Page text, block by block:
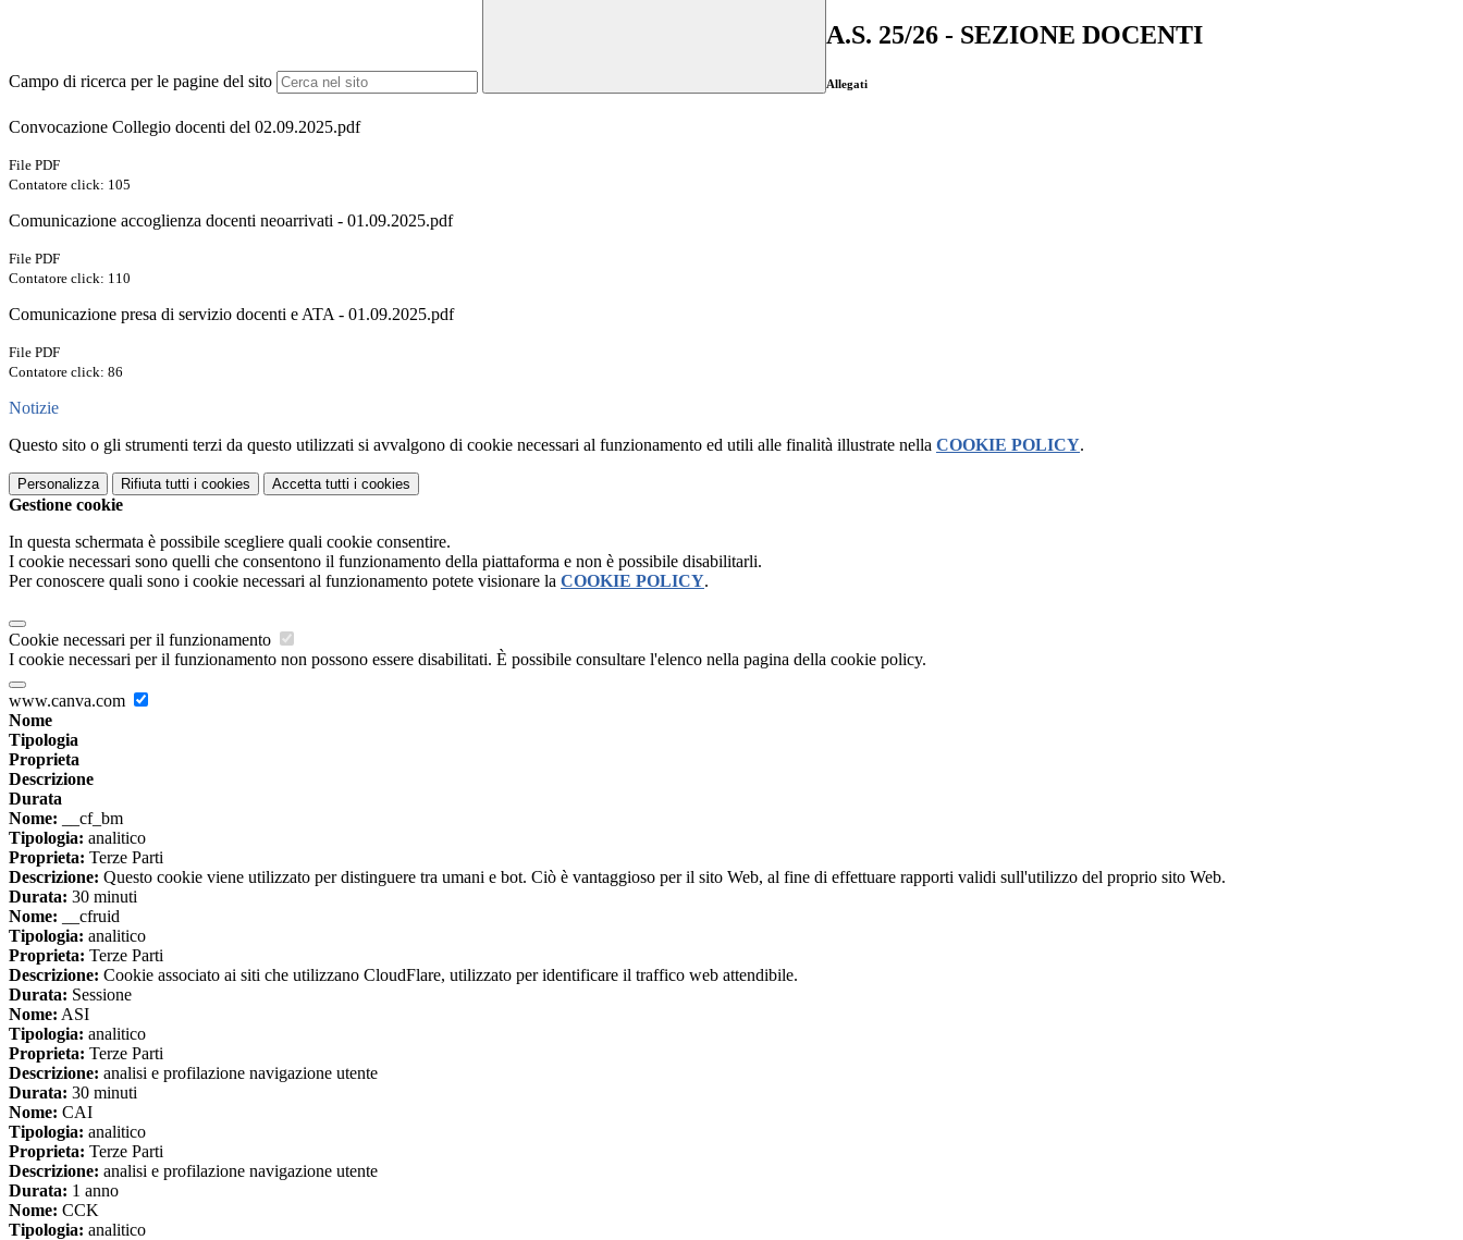
Campo di ricerca per le pagine del sito
A.S. 25/26 - SEZIONE DOCENTI
Allegati
Convocazione Collegio docenti del 02.09.2025.pdf
File PDF
Contatore click: 105
Comunicazione accoglienza docenti neoarrivati - 01.09.2025.pdf
File PDF
Contatore click: 110
Comunicazione presa di servizio docenti e ATA - 01.09.2025.pdf
File PDF
Contatore click: 86
Notizie
Questo sito o gli strumenti terzi da questo utilizzati si avvalgono di cookie necessari al funzionamento ed utili alle finalità illustrate nella COOKIE POLICY.
Personalizza Rifiuta tutti i cookies Accetta tutti i cookies
Gestione cookie
In questa schermata è possibile scegliere quali cookie consentire.
I cookie necessari sono quelli che consentono il funzionamento della piattaforma e non è possibile disabilitarli.
Per conoscere quali sono i cookie necessari al funzionamento potete visionare la COOKIE POLICY.
Cookie necessari per il funzionamento
I cookie necessari per il funzionamento non possono essere disabilitati. È possibile consultare l'elenco nella pagina della cookie policy.
www.canva.com
Nome
Tipologia
Proprieta
Descrizione
Durata
Nome: __cf_bm
Tipologia: analitico
Proprieta: Terze Parti
Descrizione: Questo cookie viene utilizzato per distinguere tra umani e bot. Ciò è vantaggioso per il sito Web, al fine di effettuare rapporti validi sull'utilizzo del proprio sito Web.
Durata: 30 minuti
Nome: __cfruid
Tipologia: analitico
Proprieta: Terze Parti
Descrizione: Cookie associato ai siti che utilizzano CloudFlare, utilizzato per identificare il traffico web attendibile.
Durata: Sessione
Nome: ASI
Tipologia: analitico
Proprieta: Terze Parti
Descrizione: analisi e profilazione navigazione utente
Durata: 30 minuti
Nome: CAI
Tipologia: analitico
Proprieta: Terze Parti
Descrizione: analisi e profilazione navigazione utente
Durata: 1 anno
Nome: CCK
Tipologia: analitico